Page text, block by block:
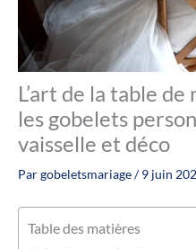
L’art de la table
les gobelets
vaisselle et déco
Pargobeletsmariage/9 juin
Table des matières